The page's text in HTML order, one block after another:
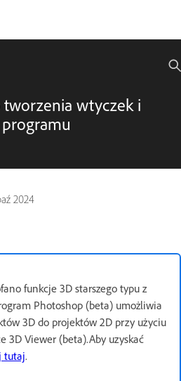
wtyczek i
2024
funkcje 3D starszego typu z
Photoshop (beta) umożliwia
3D do projektów 2D przy użyciu
3D Viewer (beta).Aby uzyskać
tutaj.